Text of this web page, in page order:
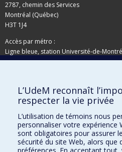
2787, chemin des Services
Montréal (Québec)
H3T 1J4
Accès par métro :
Ligne bleue, station Université-de-
Pavillon de la Direction des immeubles
C.P. 6128, succursale Centre-ville
Montréal (Québec)
H3C 3J7
Besoin d'aide ?
L’UdeM reconnaît
respecter la vie privée
L’utilisation de témoins nous
personnaliser votre expérience
sont obligatoires pour assurer
sécurité du site Web, alors que
préférences. En acceptant